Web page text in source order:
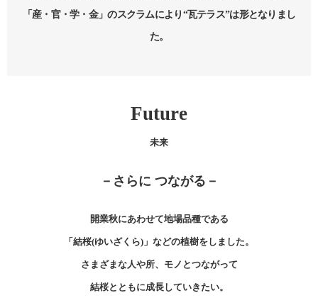
「産・官・学・金」のスクラムにより“瓦テラス”は形となりまし
た。
Future
未来
－さらに つながる－
開業秋にあわせて地場品種である
「結桜(ゆいざくら)」などの植樹をしました。
さまざまな人や所、モノとつながって
結桜とともに成長していきたい。